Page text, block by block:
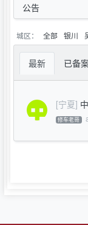
公告
城区： 全部 银川
最新 已备
[宁夏]
修车老哥